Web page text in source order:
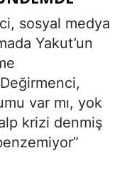
sosyal medya
Yakut’un
var mı, yok
krizi denmiş